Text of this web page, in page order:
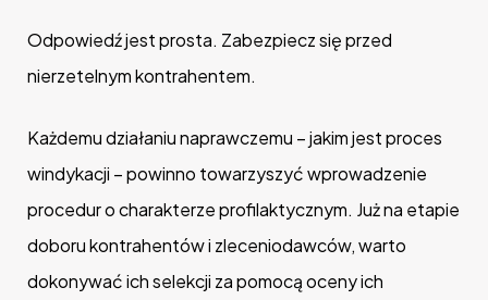
Odpowiedź jest prosta. Zabezpiecz się przed
nierzetelnym kontrahentem.
Każdemu działaniu naprawczemu – jakim jest proces
windykacji – powinno towarzyszyć wprowadzenie
procedur o charakterze profilaktycznym. Już na etapie
doboru kontrahentów i zleceniodawców, warto
dokonywać ich selekcji za pomocą oceny ich